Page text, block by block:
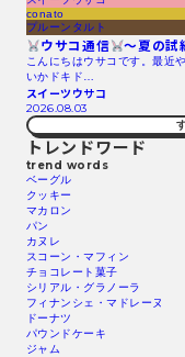
conato
プルーンタルト
ウサコ通信 〜夏の試
こんにちはウサコです。最近
いかドキド…
スイーツウサコ
2026.08.03
トレンドワード
trend words
ベーグル
クッキー
マカロン
パン
カヌレ
スコーン・マフィン
チョコレート菓子
シリアル・グラノーラ
フィナンシェ・マドレーヌ
ドーナツ
パウンドケーキ
ジャム